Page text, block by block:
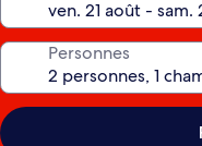
Personnes